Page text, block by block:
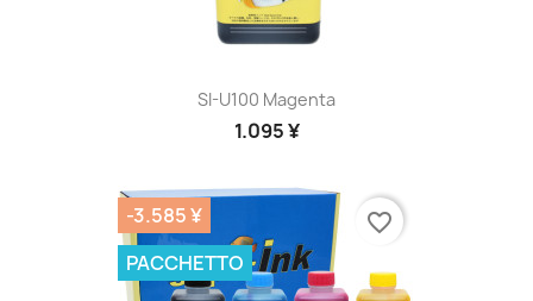
SI-U100 Magenta
1.095 ¥
-3.585 ¥
PACCHETTO
favorite_border